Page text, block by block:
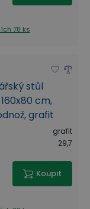
78 ks
stůl
160x80 cm,
grafit
grafit
29,7
Koupit